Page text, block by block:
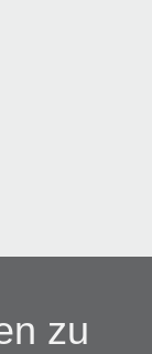
zu